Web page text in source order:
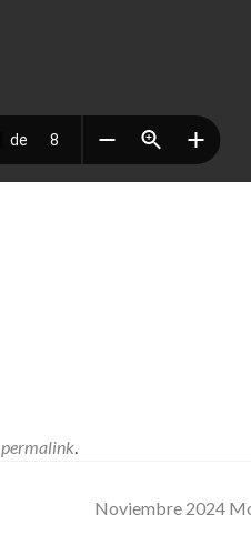
permalink.
Noviembre 2024